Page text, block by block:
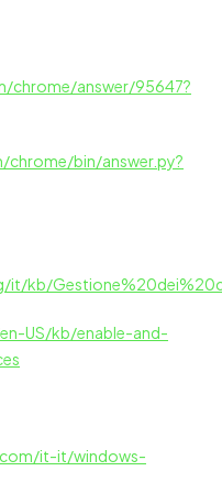
answer/95647?
bin/answer.py?
it/kb/
US/kb/enable-and-
it-it/windows-